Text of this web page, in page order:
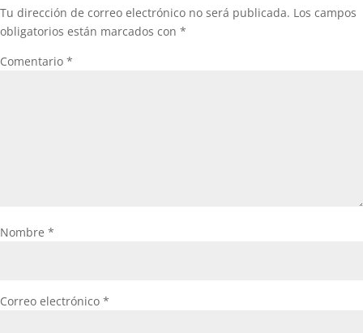
Tu dirección de correo electrónico no será publicada. Los campos
obligatorios están marcados con *
Comentario *
Nombre *
Correo electrónico *